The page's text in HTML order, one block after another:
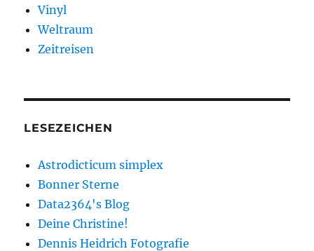
Vinyl
Weltraum
Zeitreisen
LESEZEICHEN
Astrodicticum simplex
Bonner Sterne
Data2364's Blog
Deine Christine!
Dennis Heidrich Fotografie